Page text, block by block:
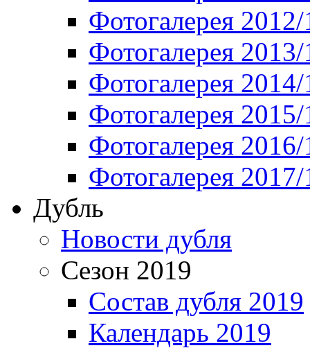
Фотогалерея
Фотогалерея
Фотогалерея
Фотогалерея
Фотогалерея
Фотогалерея
Дубль
Новости дубля
Сезон 2019
Состав дубля 2019
Календарь 2019